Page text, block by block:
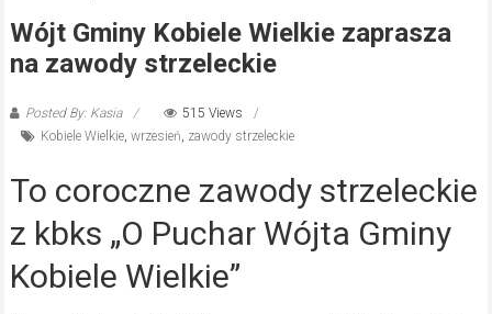
Wójt Gminy Kobiele Wielkie zaprasza
na zawody strzeleckie
Posted By: Kasia
515 Views
Kobiele Wielkie, wrzesień zawody strzeleckie
To coroczne zawody strzeleckie
z kbks „O Puchar Wójta Gminy
Kobiele Wielkie”